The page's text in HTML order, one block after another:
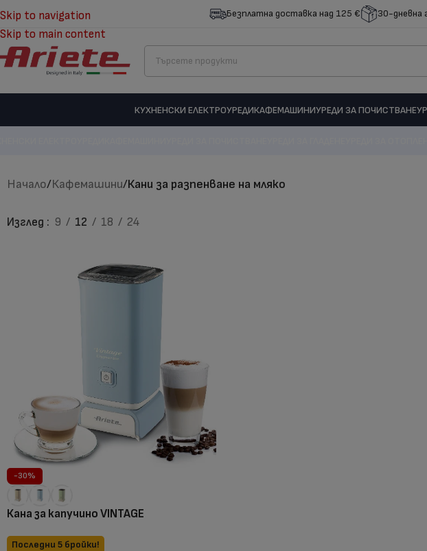
Skip to navigation
Skip to main content
Безплатна доставка над 125 € 30-дневна
КУХНЕНСКИ ЕЛЕКТРОУРЕДИКАФЕМАШИНИУРЕДИ ЗА ПОЧИСТВАНЕ
Кани за разпенване на мляко
Начало/Кафемашини/Кани за разпенване на мляко
Изглед 9 12 18 24
-30%
Кана за капучино VINTAGE
Последни 5 бройки!